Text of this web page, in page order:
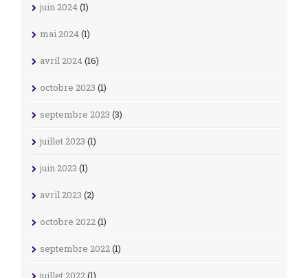
juin 2024(1)
mai 2024(1)
avril 2024(16)
octobre 2023 (1)
septembre 2023 (3)
juillet 2023 (1)
juin 2023 (1)
avril 2023 (2)
octobre 2022(1)
septembre 2022(1)
juillet 2022(1)